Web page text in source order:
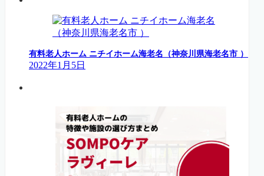
有料老人ホーム ニチイホーム海老名（神奈川県海老名市 ）
2022年1月5日